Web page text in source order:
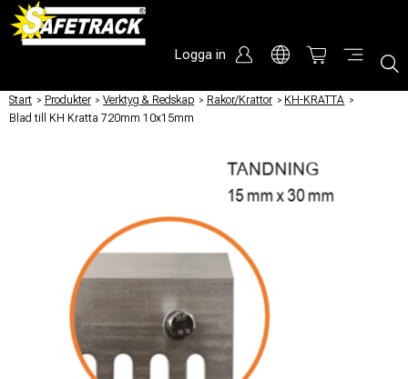
Logga in
Start / Produkter / Verktyg & Redskap / Rakor/Krattor / KH-KRATTA /
Blad till KH Kratta 720mm 10x15mm